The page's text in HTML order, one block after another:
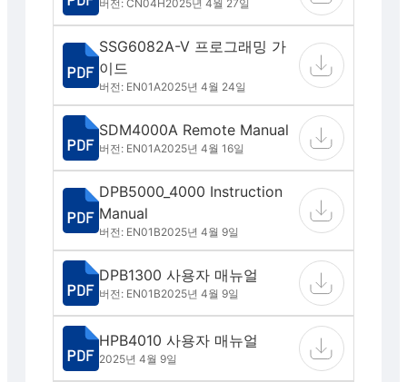
버전: CN04H2025년 4월 27일
SSG6082A-V 프로그래밍 가
이드
버전: EN01A2025년 4월 24일
SDM4000A Remote Manual
버전: EN01A2025년 4월 16일
DPB5000_4000 Instruction
Manual
버전: EN01B2025년 4월 9일
DPB1300 사용자 매뉴얼
버전: EN01B2025년 4월 9일
HPB4010 사용자 매뉴얼
2025년 4월 9일